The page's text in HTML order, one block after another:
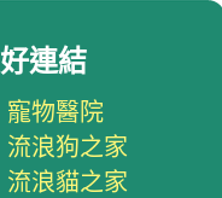
連結
寵物醫院
流浪狗之家
流浪貓之家